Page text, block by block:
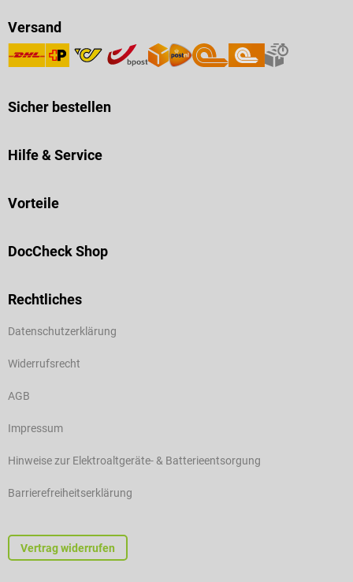
Versand
Sicher bestellen
Hilfe & Service
Vorteile
DocCheck Shop
Rechtliches
Datenschutzerklärung
Widerrufsrecht
AGB
Impressum
Hinweise zur Elektroaltgeräte- & Batterieentsorgung
Barrierefreiheitserklärung
Vertrag widerrufen